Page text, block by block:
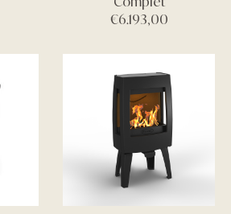
€6.193,00